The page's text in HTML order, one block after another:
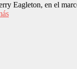
Eagleton, en el